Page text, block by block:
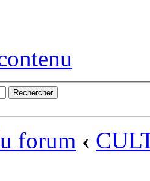
forum ‹